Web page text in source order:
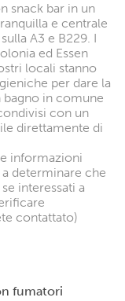
snack bar in un
e centrale
A3 e B229. I
ed Essen
locali stanno
per dare la
bagno in comune
con un
direttamente di
informazioni
determinare che
interessati a
contattato)
fumatori